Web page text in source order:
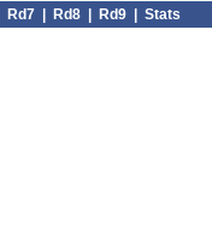
Rd7| Rd8| Rd9| Stats